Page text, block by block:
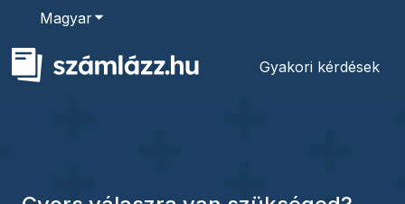
MagyarAlmenü megjelenítése fordításokhoz
Gyakori kérdések